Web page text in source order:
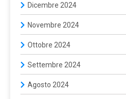
Dicembre 2024
Novembre 2024
Ottobre 2024
Settembre 2024
Agosto 2024